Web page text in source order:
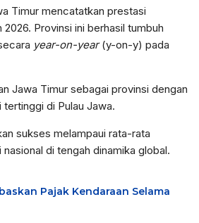
Timur mencatatkan prestasi
Provinsi ini berhasil tumbuh
year-on-year(y-on-y) pada
Jawa Timur sebagai provinsi dengan
di Pulau Jawa.
sukses melampaui rata-rata
di tengah dinamika global.
Pajak Kendaraan Selama